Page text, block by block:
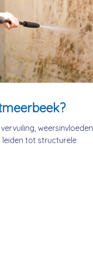
weersinvloeden
leiden tot structurele